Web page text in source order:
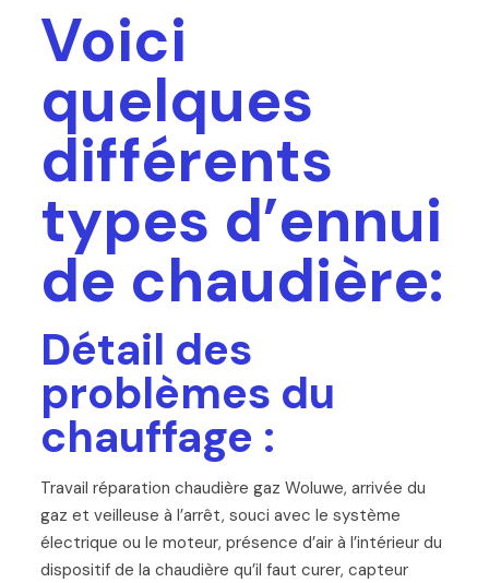
Voici
quelques
différents
types d’ennui
de chaudière:
Détail des
problèmes du
chauffage :
Travail réparation chaudière gaz Woluwe, arrivée du
gaz et veilleuse à l’arrêt, souci avec le système
électrique ou le moteur, présence d’air à l’intérieur du
dispositif de la chaudière qu’il faut curer, capteur